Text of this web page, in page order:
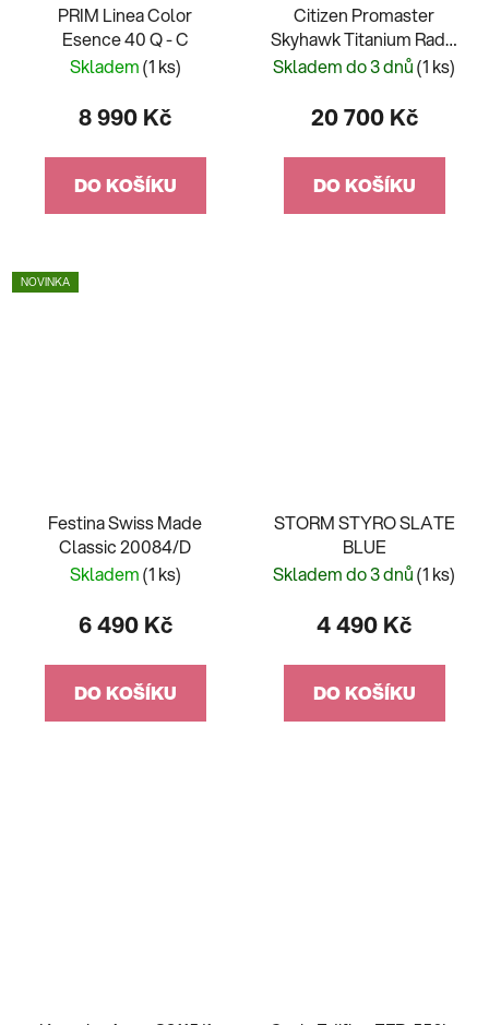
PRIM Linea Color
Esence 40 Q - C
Skladem(1 ks)
8 990 Kč
DO KOŠÍKU
Citizen Promaster
Skyhawk Titanium Radio
Controlled JY8100-80L
Skladem do 3 dnů(1 ks)
20 700 Kč
DO KOŠÍKU
NOVINKA
Festina Swiss Made
Classic 20084/D
Skladem(1 ks)
6 490 Kč
DO KOŠÍKU
STORM STYRO SLATE
BLUE
Skladem do 3 dnů(1 ks)
4 490 Kč
DO KOŠÍKU